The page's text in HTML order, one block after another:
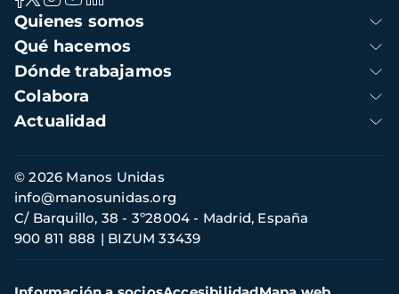
Navegación
principal
Quienes somos
Qué hacemos
Dónde trabajamos
Colabora
Actualidad
Información
de
contacto
© 2026 Manos Unidas
C/ Barquillo, 38 - 3º28004 - Madrid, España
900 811 888
BIZUM 33439
info@manosunidas.org
Menú